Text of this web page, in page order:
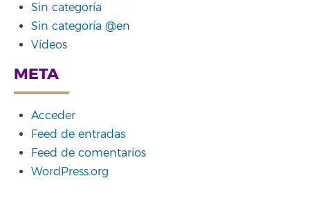
Sin categoría
Sin categoría @en
Vídeos
META
Acceder
Feed de entradas
Feed de comentarios
WordPress.org